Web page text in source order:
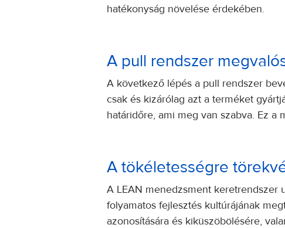
hatékonyság növelése érdekében.
A pull rendszer
A következő lépés a pull rendszer
csak és kizárólag azt a terméket
határidőre, ami meg van szabva. Ez
A tökéletességre
A LEAN menedzsment keretrendszer
folyamatos fejlesztés kultúrájának
azonosítására és kiküszöbölésére,